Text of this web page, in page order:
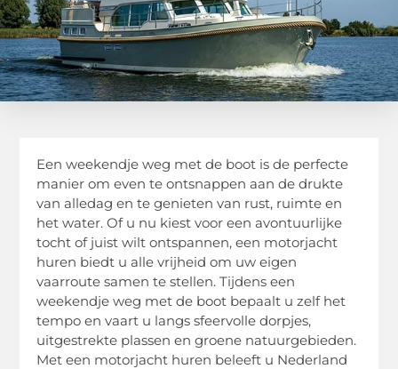
Een weekendje weg met de boot is de perfecte
manier om even te ontsnappen aan de drukte
van alledag en te genieten van rust, ruimte en
het water. Of u nu kiest voor een avontuurlijke
tocht of juist wilt ontspannen, een motorjacht
huren biedt u alle vrijheid om uw eigen
vaarroute samen te stellen. Tijdens een
weekendje weg met de boot bepaalt u zelf het
tempo en vaart u langs sfeervolle dorpjes,
uitgestrekte plassen en groene natuurgebieden.
Met een motorjacht huren beleeft u Nederland